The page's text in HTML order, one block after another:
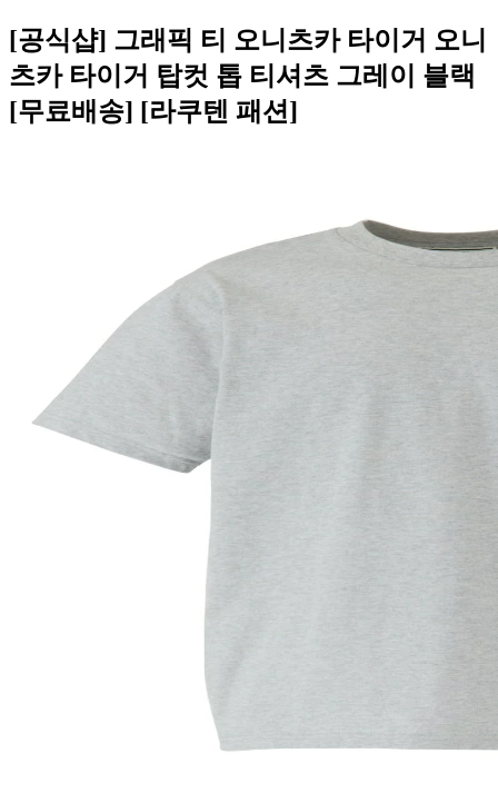
[공식샵] 그래픽 티 오니츠카 타이거 오니
츠카 타이거 탑컷 톱 티셔츠 그레이 블랙
[무료배송] [라쿠텐 패션]